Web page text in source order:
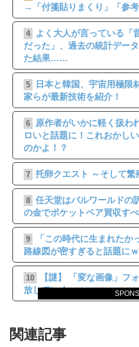
→「付箋貼りまくり」「参考
4
よく大人が言っている「
だった」、過去の統計デー
た結果……
5
日本と韓国、宇宙用極
家らが最新技術を紹介！
6
原作者がいかに軽く扱わ
ロいと話題に！これおかし
のかよ！？
7 托卵クエスト ～そして
8 任天堂はパルワールドの
の金でポケットペア買収す
9
「この時代に生まれた
路線図が密すぎると話題に
10
【謎】 「変な画像」フ
放していく
関連記事